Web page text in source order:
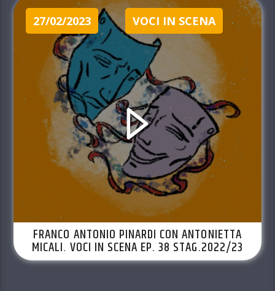
27/02/2023 VOCI IN SCENA
FRANCO ANTONIO PINARDI CON ANTONIETTA
MICALI. VOCI IN SCENA EP. 38 STAG.2022/23